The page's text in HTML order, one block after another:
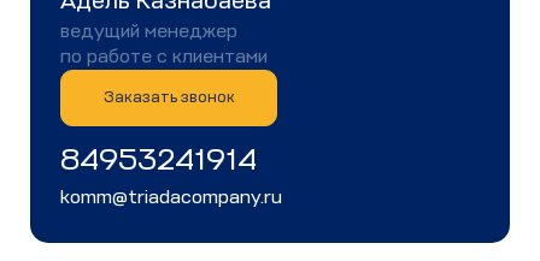
ведущий менеджер
по работе с клиентами
Заказать звонок
84953241914
komm@triadacompany.ru